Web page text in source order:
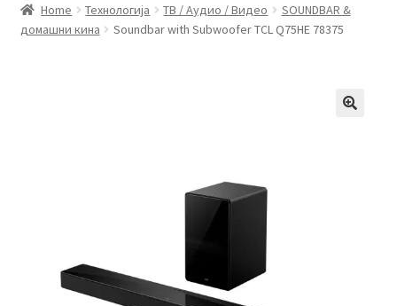
Контакт
Рекламации и замена на производ
Сите производи
Home Технологија ТВ / Аудио / Видео
SOUNDBAR &
домашни кина
Soundbar with Subwoofer TCL Q75HE 78375